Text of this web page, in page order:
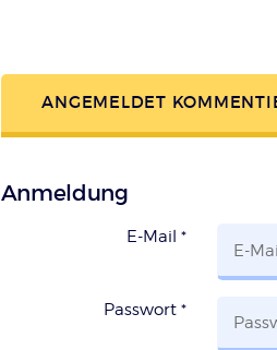
ANGEMELDET
Anmeldung
E-Mail*
Passwort*